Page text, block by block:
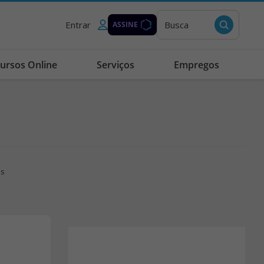
Entrar ASSINE Busca
Online Serviços Empregos